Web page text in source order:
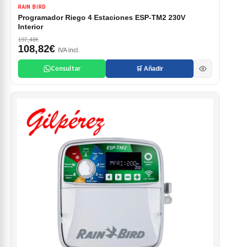
RAIN BIRD
Programador Riego 4 Estaciones ESP-TM2 230V
Interior
197,48€
108,82€ IVA incl.
Consultar 🛒 Añadir